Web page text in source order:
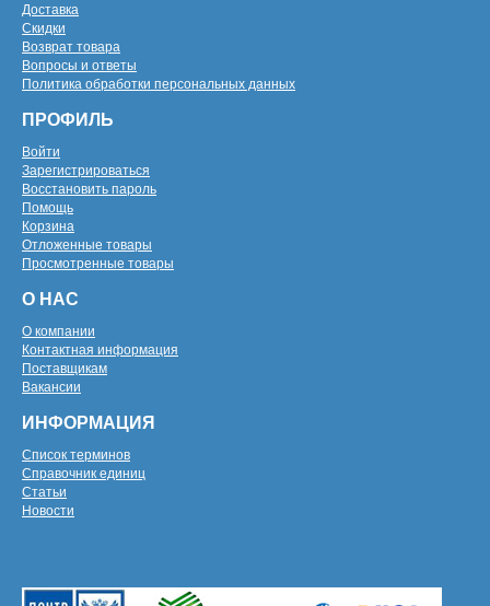
Доставка
Скидки
Возврат товара
Вопросы и ответы
Политика обработки персональных данных
ПРОФИЛЬ
Войти
Зарегистрироваться
Восстановить пароль
Помощь
Корзина
Отложенные товары
Просмотренные товары
О НАС
О компании
Контактная информация
Поставщикам
Вакансии
ИНФОРМАЦИЯ
Список терминов
Справочник единиц
Статьи
Новости